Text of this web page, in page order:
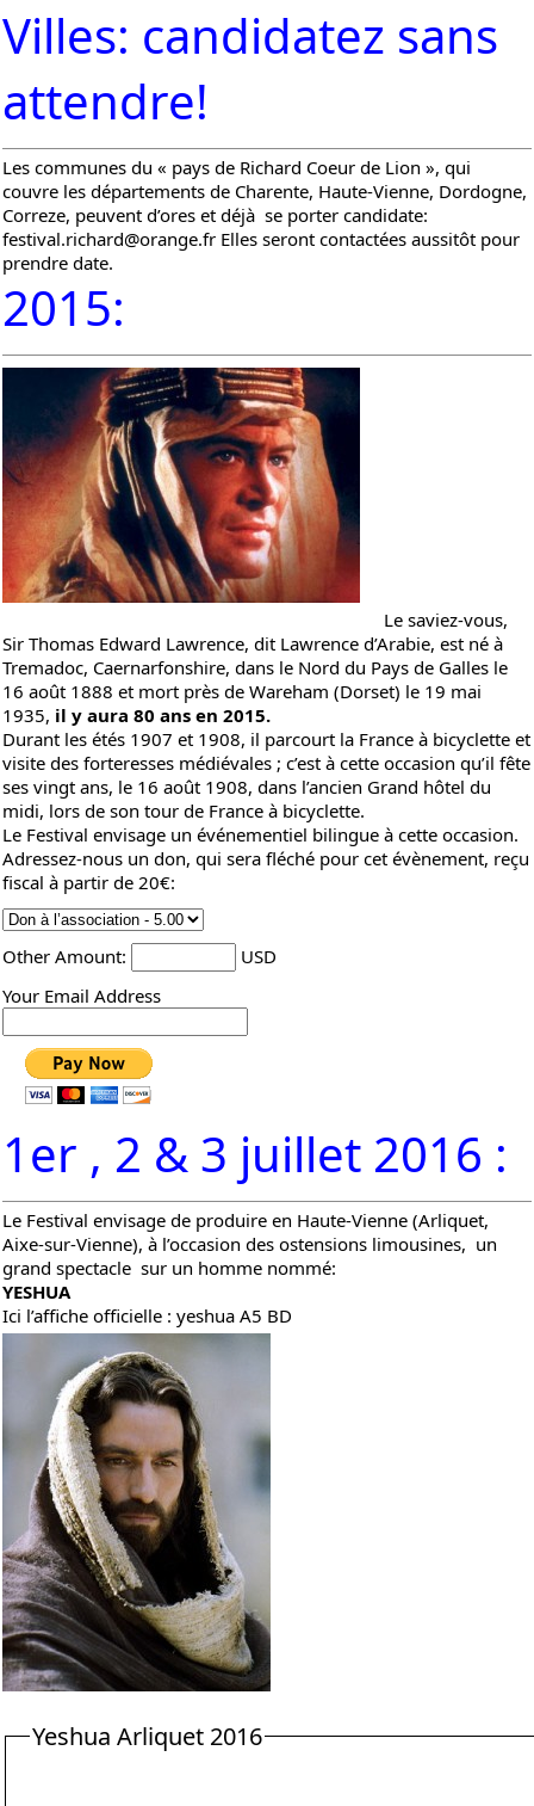
Villes: candidatez sans
attendre!
Les communes du « pays de Richard Coeur de Lion », qui
couvre les départements de Charente, Haute-Vienne, Dordogne,
Correze, peuvent d’ores et déjà se porter candidate:
festival.richard@orange.fr Elles seront contactées aussitôt pour
prendre date.
2015:
Le saviez-vous,
Sir Thomas Edward Lawrence, dit Lawrence d’Arabie, est né à
Tremadoc, Caernarfonshire, dans le Nord du Pays de Galles le
16 août 1888 et mort près de Wareham (Dorset) le 19 mai
1935, il y aura 80 ans en 2015.
Durant les étés 1907 et 1908, il parcourt la France à bicyclette et
visite des forteresses médiévales ; c’est à cette occasion qu’il fête
ses vingt ans, le 16 août 1908, dans l’ancien Grand hôtel du
midi, lors de son tour de France à bicyclette.
Le Festival envisage un événementiel bilingue à cette occasion.
Adressez-nous un don, qui sera fléché pour cet évènement, reçu
fiscal à partir de 20€:
Other Amount:
USD
Your Email Address
1er , 2 & 3 juillet 2016 :
Le Festival envisage de produire en Haute-Vienne (Arliquet,
Aixe-sur-Vienne), à l’occasion desostensions limousines, un
grand spectacle sur un homme nommé:
YESHUA
Ici l’affiche officielle :yeshua A5 BD
Yeshua Arliquet 2016